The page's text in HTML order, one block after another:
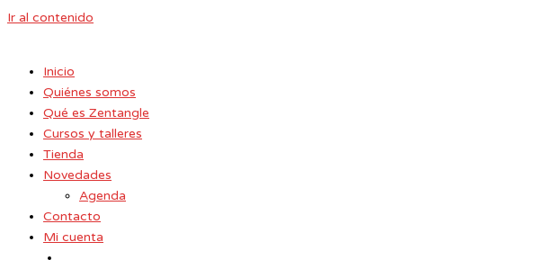
Ir al contenido
Inicio
Quiénes somos
Qué es Zentangle
Cursos y talleres
Tienda
Novedades
Agenda
Contacto
Mi cuenta